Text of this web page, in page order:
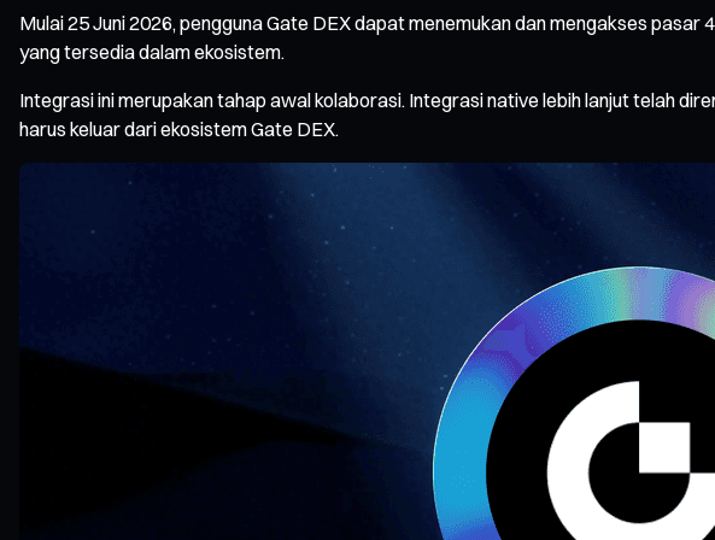
Mulai 25 Juni 2026, pengguna Gate DEX dapat menemukan dan mengakses
yang tersedia dalam ekosistem.
Integrasi ini merupakan tahap awal kolaborasi. Integrasi native lebih lanjut telah
harus keluar dari ekosistem Gate DEX.